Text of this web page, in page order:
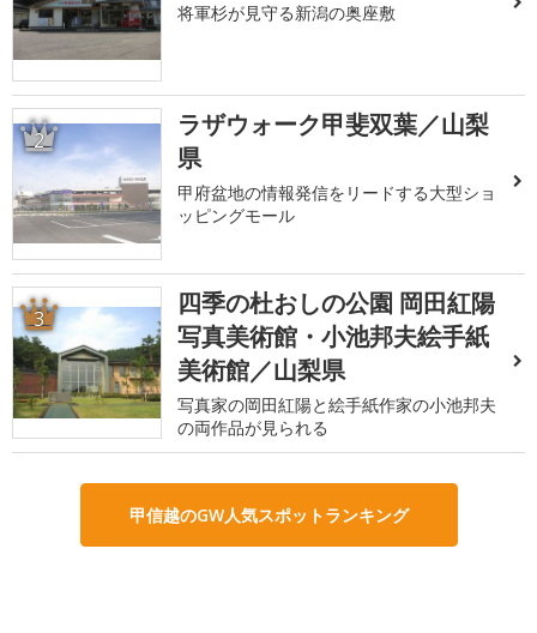
将軍杉が見守る新潟の奥座敷
2
ラザウォーク甲斐双葉／山梨
県
甲府盆地の情報発信をリードする大型ショ
ッピングモール
3
四季の杜おしの公園 岡田紅陽
写真美術館・小池邦夫絵手紙
美術館／山梨県
写真家の岡田紅陽と絵手紙作家の小池邦夫
の両作品が見られる
甲信越のGW人気スポットランキング